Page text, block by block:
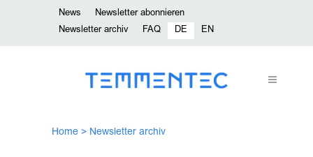
News
Newsletter abonnieren
Newsletter archiv
FAQ DE EN
Home > Newsletter archiv